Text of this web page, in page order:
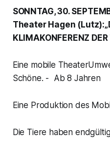
SONNTAG, 30.
Theater Hagen
KLIMAKONFERENZ DER
Eine mobile
Schöne. - Ab 8 Jahren
Eine Produktion des
Die Tiere haben